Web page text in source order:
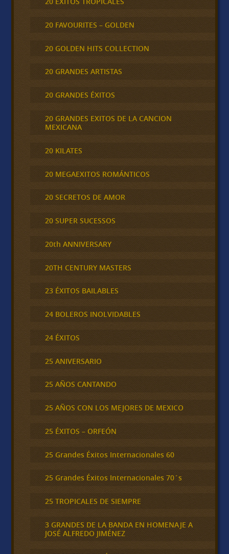
20 FAVOURITES – GOLDEN
20 GOLDEN HITS COLLECTION
20 GRANDES ARTISTAS
20 GRANDES ÉXITOS
20 GRANDES EXITOS DE LA CANCION
MEXICANA
20 KILATES
20 MEGAEXITOS ROMÁNTICOS
20 SECRETOS DE AMOR
20 SUPER SUCESSOS
20th ANNIVERSARY
20TH CENTURY MASTERS
23 ÉXITOS BAILABLES
24 BOLEROS INOLVIDABLES
24 ÉXITOS
25 ANIVERSARIO
25 AÑOS CANTANDO
25 AÑOS CON LOS MEJORES DE MEXICO
25 ÉXITOS – ORFEÓN
25 Grandes Éxitos Internacionales 60
25 Grandes Éxitos Internacionales 70´s
25 TROPICALES DE SIEMPRE
3 GRANDES DE LA BANDA EN HOMENAJE A
JOSÉ ALFREDO JIMÉNEZ